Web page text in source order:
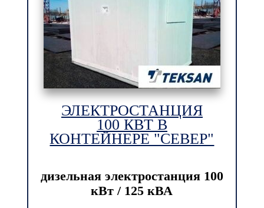
ЭЛЕКТРОСТАНЦИЯ
100 КВТ В
КОНТЕЙНЕРЕ "СЕВЕР"
дизельная электростанция 100
кВт / 125 кВА